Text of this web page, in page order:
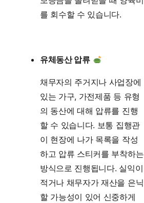
를 회수할 수 있습니다.
유체동산 압류
채무자의 주거지나 사업장에
있는 가구, 가전제품 등 유형
의 동산에 대해 압류를 진행
할 수 있습니다. 보통 집행관
이 현장에 나가 목록을 작성
하고 압류 스티커를 부착하는
방식으로 진행됩니다. 실익이
적거나 채무자가 재산을 은닉
할 가능성이 있어 신중하게